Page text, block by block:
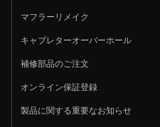
マフラーリメイク
キャブレターオーバーホール
補修部品のご注文
オンライン保証登録
製品に関する重要なお知らせ